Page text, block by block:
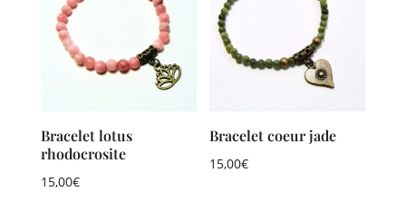
Bracelet lotus
rhodocrosite
15,00€
Bracelet coeur jade
15,00€